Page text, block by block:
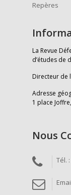
Repères
La Revue
d’études de
Directeur de
Adresse
1 place
Nous
Tél.